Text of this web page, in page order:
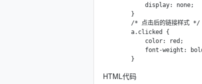
display: none;
}
/* 点击后的链接样式 */
a.clicked {
color: red;
font-weight:
}
HTML代码